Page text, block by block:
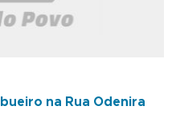
na Rua Odenira